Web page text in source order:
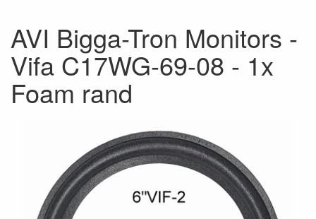
AVI Bigga-Tron Monitors -
Vifa C17WG-69-08 - 1x
Foam rand